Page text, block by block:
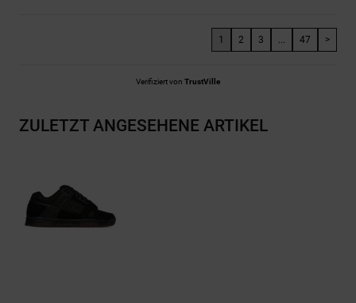
1 2 3 ... 47 >
Verifiziert von TrustVille
ZULETZT ANGESEHENE ARTIKEL